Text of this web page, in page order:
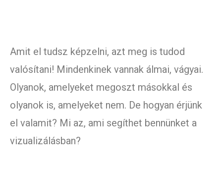
Amit el tudsz képzelni, azt meg is tudod
valósítani! Mindenkinek vannak álmai, vágyai.
Olyanok, amelyeket megoszt másokkal és
olyanok is, amelyeket nem. De hogyan érjünk
el valamit? Mi az, ami segíthet bennünket a
vizualizálásban?